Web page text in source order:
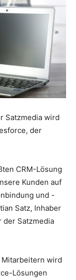
Satzmedia wird
der
CRM-Lösung
Kunden auf
und -
Satz, Inhaber
der Satzmedia
wird
Lösungen